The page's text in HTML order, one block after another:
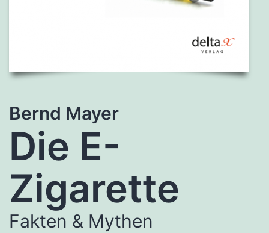
Bernd Mayer
Die E-
Zigarette
Fakten & Mythen